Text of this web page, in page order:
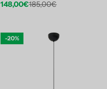
Etuhinta
148,00€
Normaalihinta
185,00€
-20%